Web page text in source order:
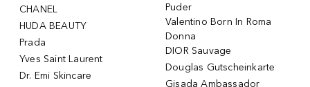
CHANEL
HUDA BEAUTY
Prada
Yves Saint Laurent
Dr. Emi Skincare
Puder
Valentino Born In Roma
Donna
DIOR Sauvage
Douglas Gutscheinkarte
Gisada Ambassador